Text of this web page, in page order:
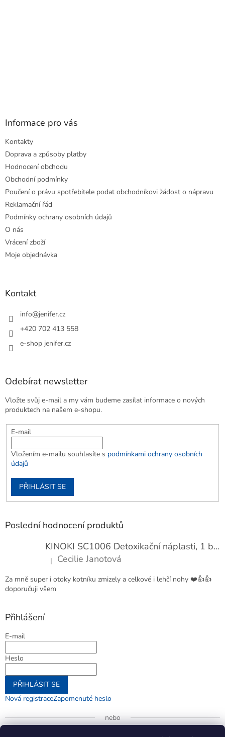
Informace pro vás
Kontakty
Doprava a způsoby platby
Hodnocení obchodu
Obchodní podmínky
Poučení o právu spotřebitele podat obchodníkovi žádost o nápravu
Reklamační řád
Podmínky ochrany osobních údajů
O nás
Vrácení zboží
Moje objednávka
Kontakt
info@jenifer.cz
+420 702 413 558
e-shop jenifer.cz
Odebírat newsletter
Vložte svůj e-mail a my vám budeme zasílat informace o nových
produktech na našem e-shopu.
E-mail
Vložením e-mailu souhlasíte s podmínkami ochrany osobních
údajů
PŘIHLÁSIT SE
Poslední hodnocení produktů
KINOKI SC1006 Detoxikační náplasti, 1 balení - 10 ks
Hodnocení produktu je 4 z 5 hvězdiček.
| Cecilie Janotová
Za mně super i otoky kotníku zmizely a celkové i lehčí nohy ❤️👍👍
doporučuji všem
Přihlášení
E-mail
Heslo
PŘIHLÁSIT SE
Nová registraceZapomenuté heslo
nebo